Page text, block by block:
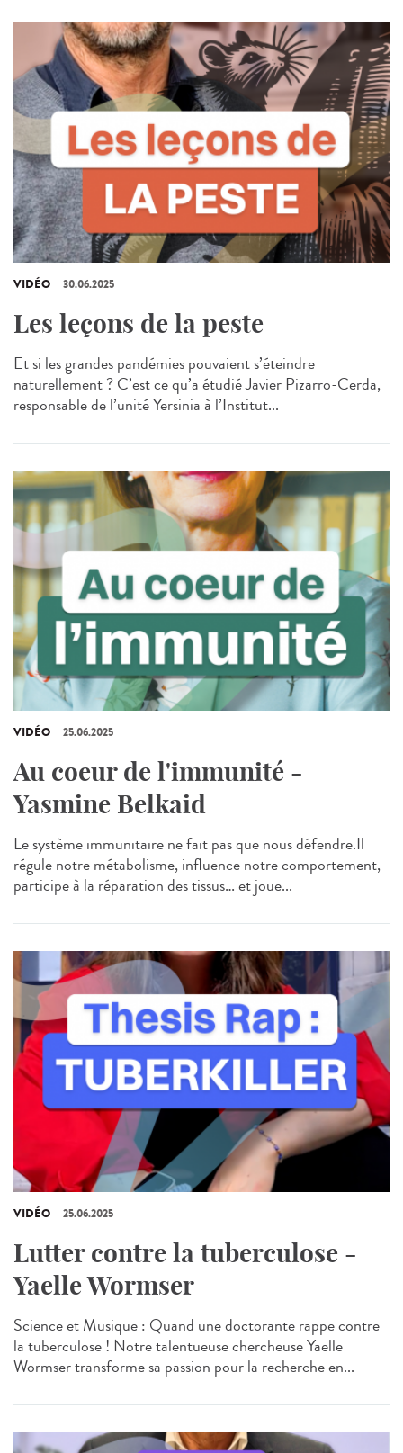
VIDÉO 30.06.2025
Les leçons de la peste
Et si les grandes pandémies pouvaient s’éteindre
naturellement ? C’est ce qu’a étudié Javier Pizarro-Cerda,
responsable de l’unité Yersinia à l’Institut...
VIDÉO 25.06.2025
Au coeur de l'immunité -
Yasmine Belkaid
Le système immunitaire ne fait pas que nous défendre.Il
régule notre métabolisme, influence notre comportement,
participe à la réparation des tissus… et joue...
VIDÉO 25.06.2025
Lutter contre la tuberculose -
Yaelle Wormser
Science et Musique : Quand une doctorante rappe contre
la tuberculose ! Notre talentueuse chercheuse Yaelle
Wormser transforme sa passion pour la recherche en...